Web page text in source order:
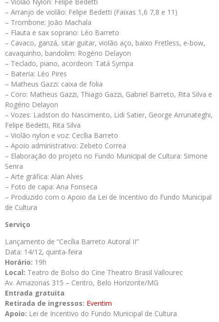
– Arranjo de violão: Felipe Bedetti (Faixas 1,6 7,8 e 11)
– Trombone: João Machala
– Flauta e sax soprano: Léo Barreto
– Cavaco, ganzá, sitar guitar, violão aço, baixo Fretless, e-bow,
cavaquinho, bandolim: Rogério Delayon
– Teclado, piano, acordeon: Tatá Sympa
– Bateria: Léo Pires
– Matheus Gazzi: caixa de folia
– Coro: Matheus Gazzi, Thiago Gazzi, Gabriel Barreto, Rita Silva e
Rogério Delayon
– Vozes: Ladston do Nascimento, Lidi Satier, George Arrunateghi,
Felipe Bedetti, Rita Silva
– Violão nylon e voz: Cecília Barreto
– Apoio administrativo: Zebeto Correa
– Elaboração do projeto no Fundo Municipal de Cultura: Simone
Senra
– Arte gráfica: Alan Alves
– Foto de capa: Ana Fonseca
– Produzido com o Apoio da Lei de Incentivo do Fundo Municipal
de Cultura
Serviço
Lançamento de “Cecília Barreto Autoral II”
Data: 14/12, quinta-feira
Horário: 19h
Local: Teatro de Bolso do Cine Theatro Brasil Vallourec
Av. Amazonas 315 – Centro, Belo Horizonte/MG
Entrada gratuita
Retirada de ingressos: Eventim
Apoio: Lei de Incentivo do Fundo Municipal de Cultura